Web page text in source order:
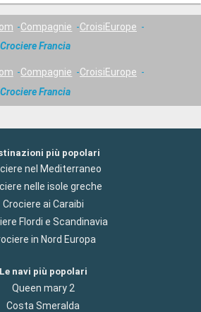
Compagnie
CroisiEurope
Crociere Francia
Compagnie
CroisiEurope
Crociere Francia
più popolari
nel Mediterraneo
nelle isole greche
Crociere ai Caraibi
Flordi e Scandinavia
in Nord Europa
Le navi più popolari
Queen mary 2
Costa Smeralda